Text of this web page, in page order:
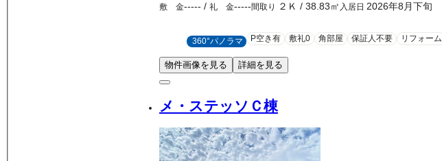
敷 金----- / 礼 金-----間取り ２Ｋ / 38.83㎡ 入居日 2026年8月下旬
360°パノラマ P空き有 敷礼0 角部屋 保証人不要 リフォーム
物件画像を見る 詳細を見る
メ・ステッソＣ棟